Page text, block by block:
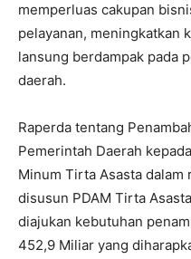
memperluas cakupan
pelayanan, meningkatkan
lansung berdampak pada
daerah.
Raperda tentang
Pemerintah Daerah
Minum Tirta Asasta dalam
disusun PDAM Tirta
diajukan kebutuhan
452,9 Miliar yang